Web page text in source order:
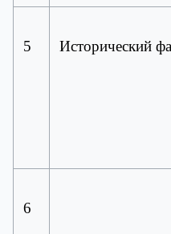
5 Исторический
6